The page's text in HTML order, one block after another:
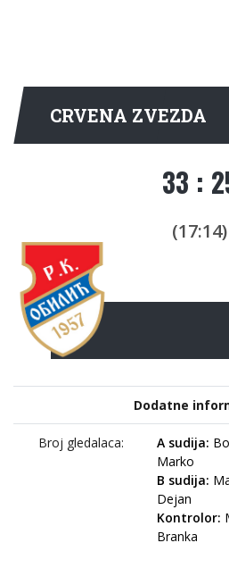
CRVENA ZVEZDA
33 :
(17:14)
Dodatne
Broj gledalaca: A sudija:
Marko
B sudija:
Dejan
Kontrolor:
Branka